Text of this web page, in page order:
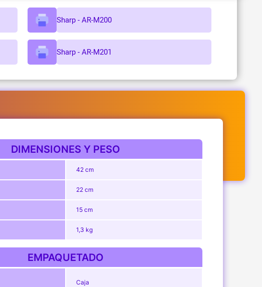
Sharp - AR-M200
Sharp - AR-M201
DIMENSIONES Y PESO
42 cm
22 cm
15 cm
1,3 kg
EMPAQUETADO
Caja